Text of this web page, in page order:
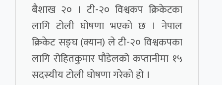
बैशाख २० । टी-२० विश्वकप क्रिकेटका
लागि टोली घोषणा भएको छ । नेपाल
क्रिकेट सङ्घ (क्यान) ले टी-२० विश्वकपका
लागि रोहितकुमार पौडेलको कप्तानीमा १५
सदस्यीय टोली घोषणा गरेको हो ।